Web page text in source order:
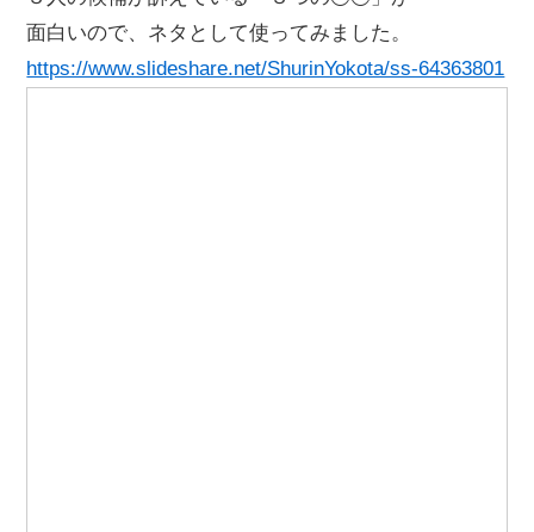
面白いので、ネタとして使ってみました。
https://www.slideshare.net/ShurinYokota/ss-64363801